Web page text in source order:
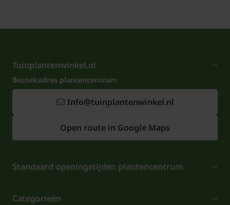
Tuinplantenwinkel.nl
Bezoekadres plantencentrum
Info@tuinplantenwinkel.nl
Open route in Google Maps
Standaard openingstijden plantencentrum
Categorieën